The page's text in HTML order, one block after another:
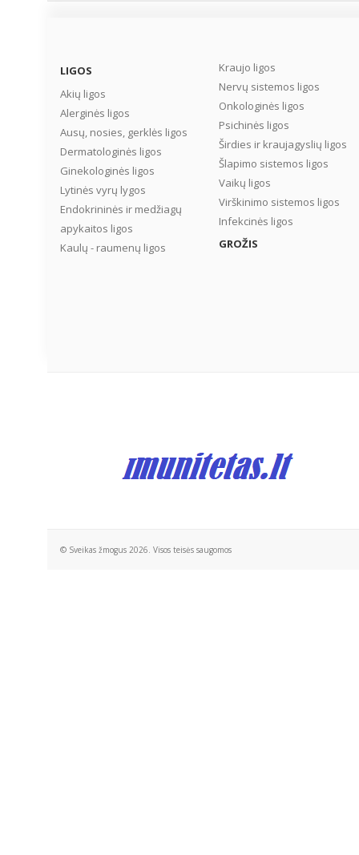
LIGOS
Akių ligos
Alerginės ligos
Ausų, nosies, gerklės ligos
Dermatologinės ligos
Ginekologinės ligos
Lytinės vyrų lygos
Endokrininės ir medžiagų
apykaitos ligos
Kaulų - raumenų ligos
Kraujo ligos
Nervų sistemos ligos
Onkologinės ligos
Psichinės ligos
Širdies ir kraujagyslių ligos
Šlapimo sistemos ligos
Vaikų ligos
Virškinimo sistemos ligos
Infekcinės ligos
GROŽIS
© Sveikas žmogus 2026. Visos teisės saugomos